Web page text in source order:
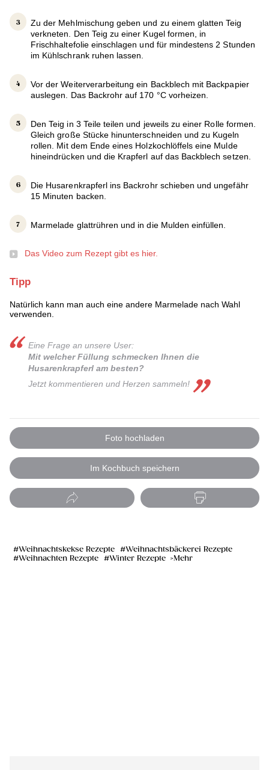
Zu der Mehlmischung geben und zu einem glatten Teig
verkneten. Den Teig zu einer Kugel formen, in
Frischhaltefolie einschlagen und für mindestens 2 Stunden
im Kühlschrank ruhen lassen.
Vor der Weiterverarbeitung ein Backblech mit Backpapier
auslegen. Das Backrohr auf 170 °C vorheizen.
Den Teig in 3 Teile teilen und jeweils zu einer Rolle formen.
Gleich große Stücke hinunterschneiden und zu Kugeln
rollen. Mit dem Ende eines Holzkochlöffels eine Mulde
hineindrücken und die Krapferl auf das Backblech setzen.
Die Husarenkrapferl ins Backrohr schieben und ungefähr
15 Minuten backen.
Marmelade glattrühren und in die Mulden einfüllen.
Das Video zum Rezept gibt es hier.
Tipp
Natürlich kann man auch eine andere Marmelade nach Wahl
verwenden.
Eine Frage an unsere User:
Mit welcher Füllung schmecken Ihnen die
Husarenkrapferl am besten?
Jetzt kommentieren und Herzen sammeln!
Foto hochladen
Im Kochbuch speichern
Weihnachtskekse Rezepte
Weihnachtsbäckerei Rezepte
Weihnachten Rezepte
Winter Rezepte Mehr